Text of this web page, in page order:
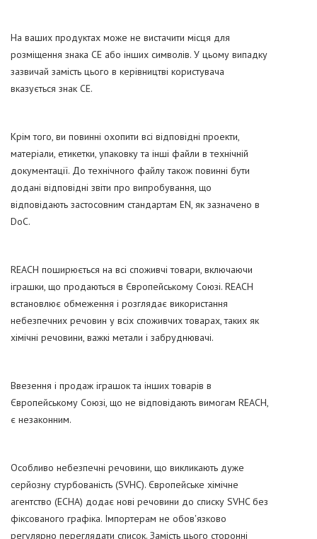
На ваших продуктах може не вистачити місця для
розміщення знака CE або інших символів. У цьому випадку
зазвичай замість цього в керівництві користувача
вказується знак CE.
Крім того, ви повинні охопити всі відповідні проекти,
матеріали, етикетки, упаковку та інші файли в технічній
документації. До технічного файлу також повинні бути
додані відповідні звіти про випробування, що
відповідають застосовним стандартам EN, як зазначено в
DoC.
REACH поширюється на всі споживчі товари, включаючи
іграшки, що продаються в Європейському Союзі. REACH
встановлює обмеження і розглядає використання
небезпечних речовин у всіх споживчих товарах, таких як
хімічні речовини, важкі метали і забруднювачі.
Ввезення і продаж іграшок та інших товарів в
Європейському Союзі, що не відповідають вимогам REACH,
є незаконним.
Особливо небезпечні речовини, що викликають дуже
серйозну стурбованість (SVHC). Європейське хімічне
агентство (ECHA) додає нові речовини до списку SVHC без
фіксованого графіка. Імпортерам не обов'язково
регулярно переглядати список. Замість цього сторонні